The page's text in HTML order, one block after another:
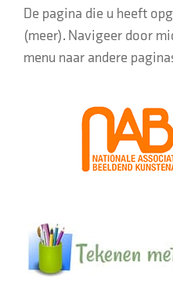
De pagina die u heeft
(meer). Navigeer door
menu naar andere